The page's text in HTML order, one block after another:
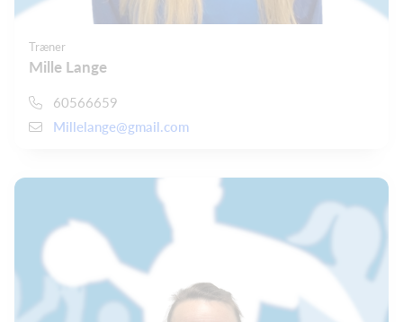
Træner
Mille Lange
60566659
Millelange@gmail.com